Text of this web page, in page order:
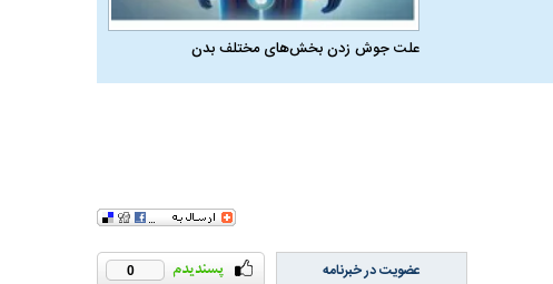
علت جوش زدن بخش‌های مختلف بدن
0 عضویت در خبرنامه